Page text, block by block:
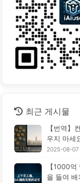
최근 게시물
【번역】
우지 마세
란을 피하
2025-08-07
【1000
을 들여